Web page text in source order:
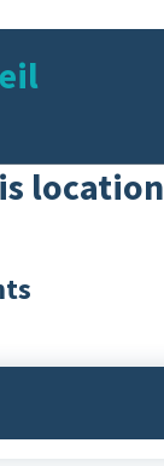
location